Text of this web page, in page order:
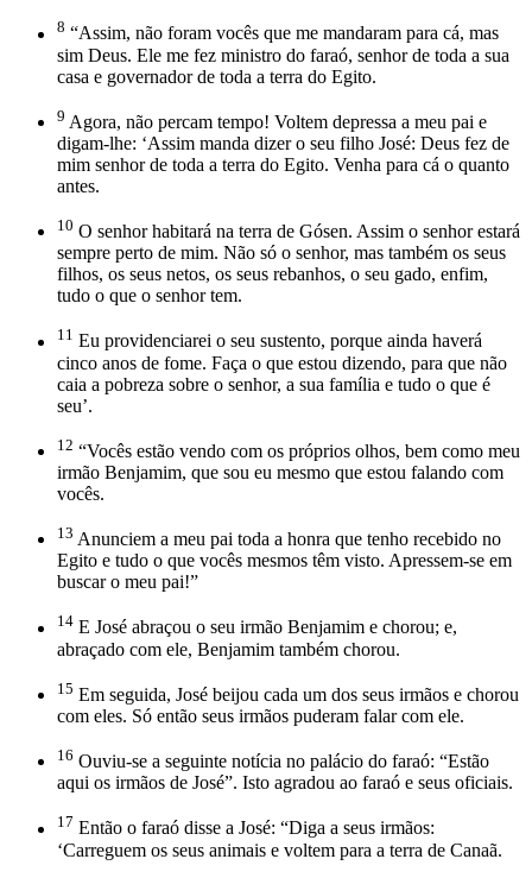
8 “Assim, não foram vocês que me mandaram para cá, mas
sim Deus. Ele me fez ministro do faraó, senhor de toda a sua
casa e governador de toda a terra do Egito.
9 Agora, não percam tempo! Voltem depressa a meu pai e
digam-lhe: ‘Assim manda dizer o seu filho José: Deus fez de
mim senhor de toda a terra do Egito. Venha para cá o quanto
antes.
10 O senhor habitará na terra de Gósen. Assim o senhor estará
sempre perto de mim. Não só o senhor, mas também os seus
filhos, os seus netos, os seus rebanhos, o seu gado, enfim,
tudo o que o senhor tem.
11 Eu providenciarei o seu sustento, porque ainda haverá
cinco anos de fome. Faça o que estou dizendo, para que não
caia a pobreza sobre o senhor, a sua família e tudo o que é
seu’.
12 “Vocês estão vendo com os próprios olhos, bem como meu
irmão Benjamim, que sou eu mesmo que estou falando com
vocês.
13 Anunciem a meu pai toda a honra que tenho recebido no
Egito e tudo o que vocês mesmos têm visto. Apressem-se em
buscar o meu pai!”
14 E José abraçou o seu irmão Benjamim e chorou; e,
abraçado com ele, Benjamim também chorou.
15 Em seguida, José beijou cada um dos seus irmãos e chorou
com eles. Só então seus irmãos puderam falar com ele.
16 Ouviu-se a seguinte notícia no palácio do faraó: “Estão
aqui os irmãos de José”. Isto agradou ao faraó e seus oficiais.
17 Então o faraó disse a José: “Diga a seus irmãos:
‘Carreguem os seus animais e voltem para a terra de Canaã.